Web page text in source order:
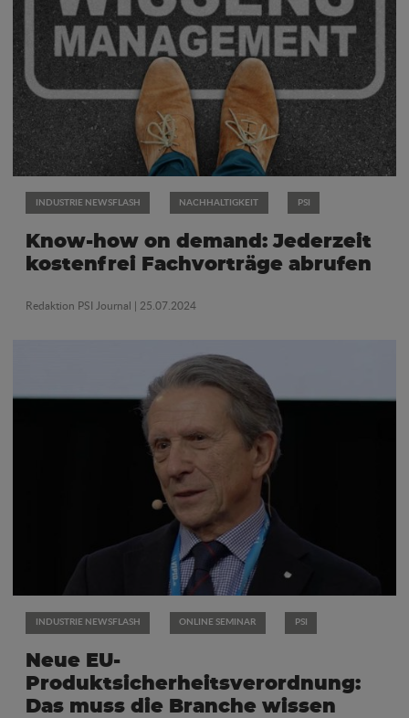
INDUSTRIE NEWSFLASH NACHHALTIGKEIT PSI
Know-how on demand: Jederzeit
kostenfrei Fachvorträge abrufen
Redaktion PSI Journal | 25.07.2024
INDUSTRIE NEWSFLASH ONLINE SEMINAR PSI
Neue EU-
Produktsicherheitsverordnung:
Das muss die Branche wissen